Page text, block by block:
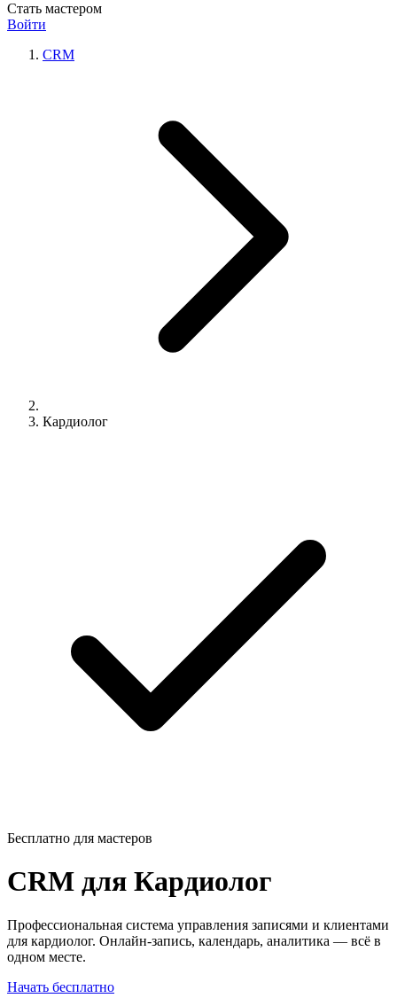
Стать мастером
Войти
CRM
Кардиолог
Бесплатно для мастеров
CRM для Кардиолог
Профессиональная система управления записями и клиентами
для кардиолог. Онлайн-запись, календарь, аналитика — всё в
одном месте.
Начать бесплатно